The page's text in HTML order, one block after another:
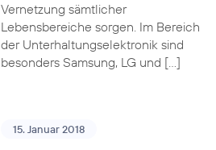
Vernetzung sämtlicher
Lebensbereiche sorgen. Im Bereich
der Unterhaltungselektronik sind
besonders Samsung, LG und […]
15. Januar 2018